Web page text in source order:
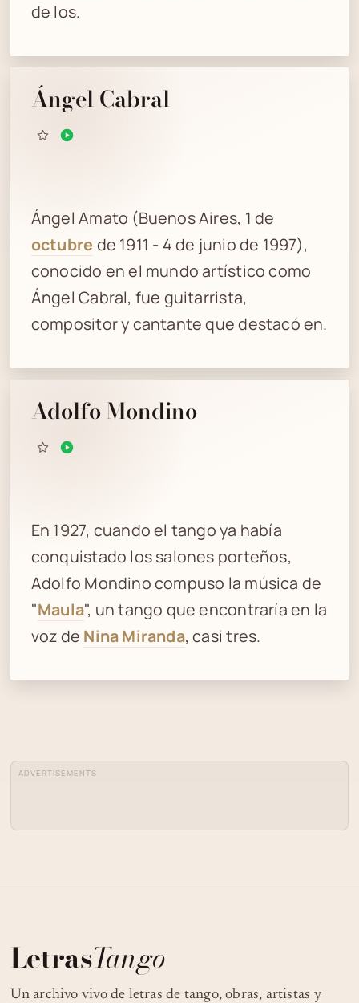
de los.
Ángel Cabral
Ángel Amato (Buenos Aires, 1 de
octubre de 1911 - 4 de junio de 1997),
conocido en el mundo artístico como
Ángel Cabral, fue guitarrista,
compositor y cantante que destacó en.
Adolfo Mondino
En 1927, cuando el tango ya había
conquistado los salones porteños,
Adolfo Mondino compuso la música de
"Maula", un tango que encontraría en la
voz de Nina Miranda, casi tres.
ADVERTISEMENTS
LetrasTango
Un archivo vivo de letras de tango, obras, artistas y